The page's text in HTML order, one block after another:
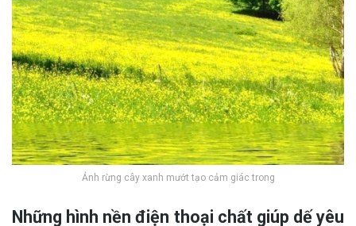
Ảnh rừng cây xanh mướt tạo cảm giác trong
Những hình nền điện thoại chất giúp dế yêu